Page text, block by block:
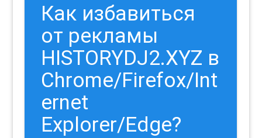
Как избавиться
от рекламы
HISTORYDJ2.XYZ в
Chrome/Firefox/Int
ernet
Explorer/Edge?